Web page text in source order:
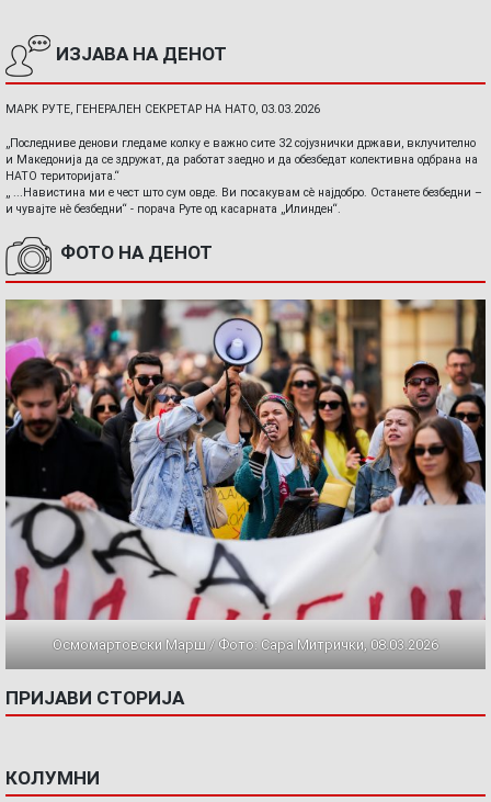
ИЗЈАВА НА ДЕНОТ
МАРК РУТЕ, ГЕНЕРАЛЕН СЕКРЕТАР НА НАТО, 03.03.2026
„Последниве денови гледаме колку е важно сите 32 сојузнички држави, вклучително
и Македонија да се здружат, да работат заедно и да обезбедат колективна одбрана на
НАТО територијата.“
„ ...Навистина ми е чест што сум овде. Ви посакувам сè најдобро. Останете безбедни –
и чувајте нè безбедни“ - порача Руте од касарната „Илинден“.
ФОТО НА ДЕНОТ
Осмомартовски Марш / Фото: Сара Митрички, 08.03.2026
ПРИЈАВИ СТОРИЈА
КОЛУМНИ